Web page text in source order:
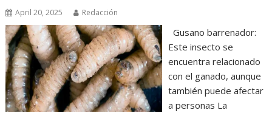
April 20, 2025 Redacción
Gusano barrenador:
Este insecto se
encuentra relacionado
con el ganado, aunque
también puede afectar
a personas La